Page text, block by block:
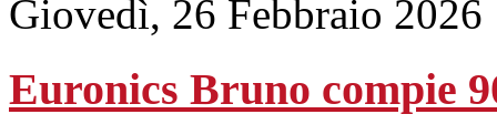
Giovedì, 26 Febbraio 2026
Euronics Bruno compie